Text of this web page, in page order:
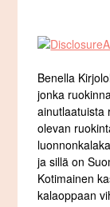
Benella
jonka
ainutlaatuista
olevan
ja sillä on
Kotimainen
kalaoppaan